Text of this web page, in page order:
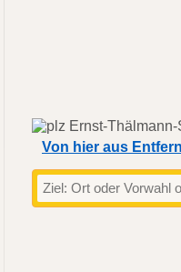
Von hier aus